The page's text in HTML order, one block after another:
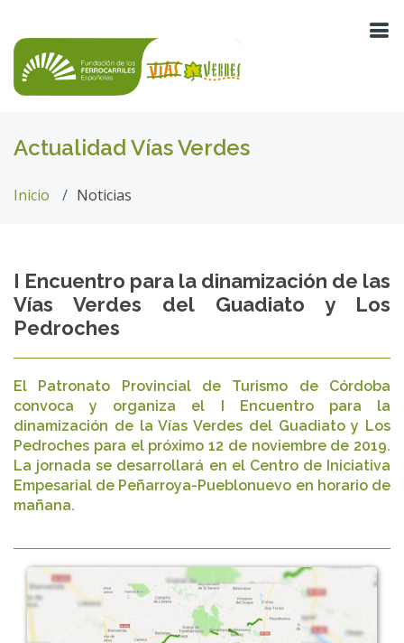
Actualidad Vías Verdes
Inicio Noticias
I Encuentro para la dinamización de las
Vías Verdes del Guadiato y Los
Pedroches
El Patronato Provincial de Turismo de Córdoba
convoca y organiza el I Encuentro para la
dinamización de la Vías Verdes del Guadiato y Los
Pedroches para el próximo 12 de noviembre de 2019.
La jornada se desarrollará en el Centro de Iniciativa
Empesarial de Peñarroya-Pueblonuevo en horario de
mañana.